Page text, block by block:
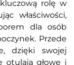
rolę w
właściwości,
dla osób
Przede
dzięki swojej
otulają głowę i